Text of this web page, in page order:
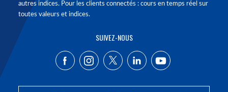
autres indices. Pour les clients connectés : cours en temps réel sur
toutes valeurs et indices.
SUIVEZ-NOUS